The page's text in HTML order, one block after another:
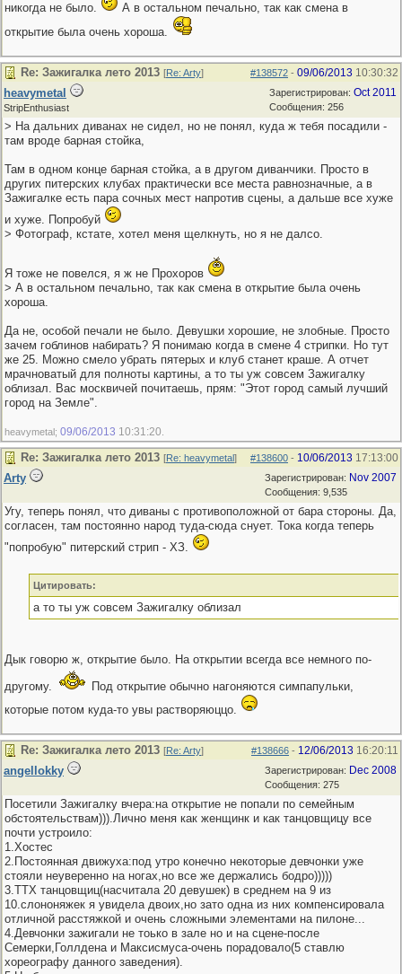
никогда не было.
А в остальном печально, так как смена в
открытие была очень хороша.
#138572 - 09/06/2013 10:30:32
Re: Зажигалка лето 2013 [Re: Arty]
Зарегистрирован: Oct 2011
Сообщения: 256
heavymetal
StripEnthusiast
> На дальних диванах не сидел, но не понял, куда ж тебя посадили -
там вроде барная стойка,
Там в одном конце барная стойка, а в другом диванчики. Просто в
других питерских клубах практически все места равнозначные, а в
Зажигалке есть пара сочных мест напротив сцены, а дальше все хуже
и хуже. Попробуй
> Фотограф, кстате, хотел меня щелкнуть, но я не далсо.
Я тоже не повелся, я ж не Прохоров
> А в остальном печально, так как смена в открытие была очень
хороша.
Да не, особой печали не было. Девушки хорошие, не злобные. Просто
зачем гоблинов набирать? Я понимаю когда в смене 4 стрипки. Но тут
же 25. Можно смело убрать пятерых и клуб станет краше. А отчет
мрачноватый для полноты картины, а то ты уж совсем Зажигалку
облизал. Вас москвичей почитаешь, прям: "Этот город самый лучший
город на Земле".
heavymetal; 09/06/2013 10:31:20
#138600 - 10/06/2013 17:13:00
Re: Зажигалка лето 2013 [Re: heavymetal]
Зарегистрирован: Nov 2007
Сообщения: 9,535
Arty
Угу, теперь понял, что диваны с противоположной от бара стороны. Да,
согласен, там постоянно народ туда-сюда снует. Тока когда теперь
"попробую" питерский стрип - ХЗ.
Цитировать:
а то ты уж совсем Зажигалку облизал
Дык говорю ж, открытие было. На открытии всегда все немного по-
другому.
Под открытие обычно нагоняются симпапульки,
которые потом куда-то увы растворяюццо.
#138666 - 12/06/2013 16:20:11
Re: Зажигалка лето 2013 [Re: Arty]
Зарегистрирован: Dec 2008
Сообщения: 275
angellokky
Посетили Зажигалку вчера:на открытие не попали по семейным
обстоятельствам))).Лично меня как женщинк и как танцовщицу все
почти устроило:
1.Хостес
2.Постоянная движуха:под утро конечно некоторые девчонки уже
стояли неуверенно на ногах,но все же держались бодро)))))
3.ТТХ танцовщиц(насчитала 20 девушек) в среднем на 9 из
10.слононяжек я увидела двоих,но зато одна из них компенсировала
отличной расстяжкой и очень сложными элементами на пилоне...
4.Девчонки зажигали не тоько в зале но и на сцене-после
Семерки,Голлдена и Максисмуса-очень порадовало(5 ставлю
хореографу данного заведения).